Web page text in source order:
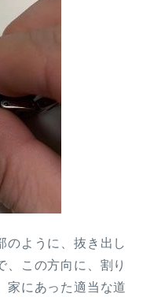
のように、抜き出し
、この方向に、割り
家にあった適当な道